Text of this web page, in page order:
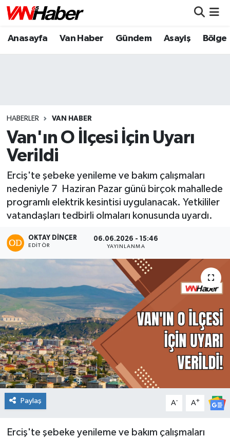
Anasayfa Van Haber Gündem Asayiş Bölge
HABERLER VAN HABER
Van'ın O İlçesi İçin Uyarı
Verildi
Erciş'te şebeke yenileme ve bakım çalışmaları
nedeniyle 7 Haziran Pazar günü birçok mahallede
programlı elektrik kesintisi uygulanacak. Yetkililer
vatandaşları tedbirli olmaları konusunda uyardı.
OKTAY DİNÇER
EDITÖR
06.06.2026 - 15:46
YAYINLANMA
Paylaş A- A+
Erciş'te şebeke yenileme ve bakım çalışmaları
Nöbetçi Eczaneler
Puan Durumu ve Fikstür
Tüm Manşetler
Son Dakika Haberleri
Haber Arşivi